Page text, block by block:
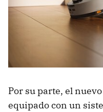
Por su parte, el nuevo
equipado con un